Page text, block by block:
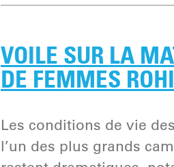
VOILE SUR LA
DE FEMMES
Les conditions de vie
l’un des plus grands